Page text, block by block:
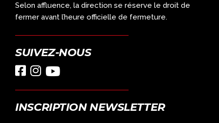
Selon affluence, la direction se réserve le droit de
fermer avant l’heure officielle de fermeture.
SUIVEZ-NOUS
INSCRIPTION NEWSLETTER